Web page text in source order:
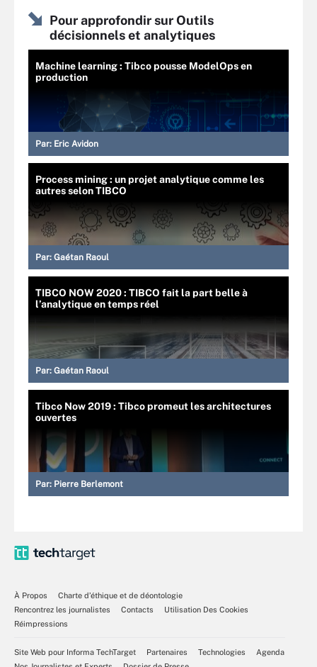
Pour approfondir sur Outils
décisionnels et analytiques
Machine learning : Tibco pousse ModelOps en
production
Par: Eric Avidon
Process mining : un projet analytique comme les
autres selon TIBCO
Par: Gaétan Raoul
TIBCO NOW 2020 : TIBCO fait la part belle à
l’analytique en temps réel
Par: Gaétan Raoul
Tibco Now 2019 : Tibco promeut les architectures
ouvertes
Par: Pierre Berlemont
À Propos
Charte d’éthique et de déontologie
Rencontrez les journalistes
Contacts
Utilisation Des Cookies
Réimpressions
Site Web pour Informa TechTarget Partenaires Technologies
Agenda